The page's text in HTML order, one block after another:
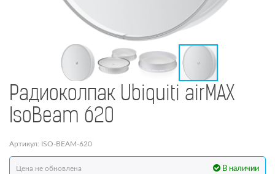
Радиоколпак Ubiquiti airMAX
IsoBeam 620
Артикул: ISO-BEAM-620
В наличии
Цена не обновлена